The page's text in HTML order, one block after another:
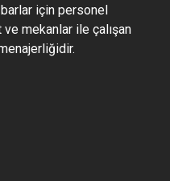
için personel
mekanlar ile çalışan